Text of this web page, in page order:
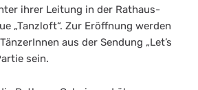
ihrer Leitung in der Rathaus-
„Tanzloft“. Zur Eröffnung werden
aus der Sendung „Let’s
sein.